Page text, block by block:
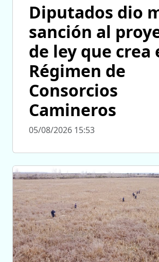
Diputados dio
sanción al
de ley que crea
Régimen de
Consorcios
Camineros
05/08/2026 15:53